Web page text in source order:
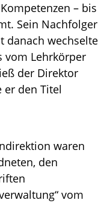
– bis
Sein Nachfolger
danach wechselte
vom Lehrkörper
der Direktor
er den Titel
waren
den
vom